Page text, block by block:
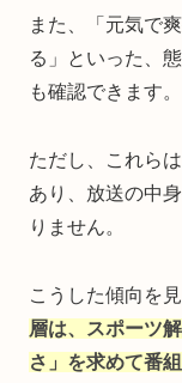
また、「元気で
る」といった、
も確認できます。
ただし、これら
あり、放送の中
りません。
こうした傾向を見
層は、スポーツ
さ」を求めて番